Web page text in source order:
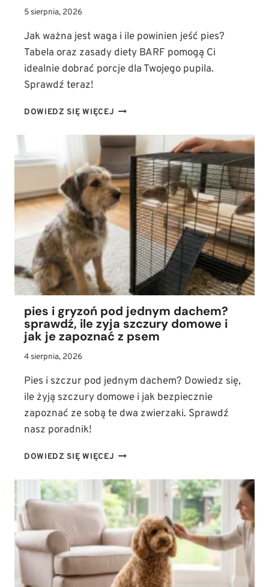
5 sierpnia, 2026
Jak ważna jest waga i ile powinien jeść pies?
Tabela oraz zasady diety BARF pomogą Ci
idealnie dobrać porcje dla Twojego pupila.
Sprawdź teraz!
DOWIEDZ SIĘ WIĘCEJ WAGA
A
DIETA:
POWINIEN
JEŚĆ
PIES?
(TABELA
I
ZASADY
ŻYWIENIA
BARF)
pies i gryzoń pod jednym dachem?
sprawdź, ile zyja szczury domowe i
jak je zapoznać z psem
4 sierpnia, 2026
Pies i szczur pod jednym dachem? Dowiedz się,
ile żyją szczury domowe i jak bezpiecznie
zapoznać ze sobą te dwa zwierzaki. Sprawdź
nasz poradnik!
DOWIEDZ SIĘ WIĘCEJ PIES
GRYZOŃ
POD
JEDNYM
DACHEM?
SPRAWDŹ,
ZYJA
SZCZURY
DOMOWE